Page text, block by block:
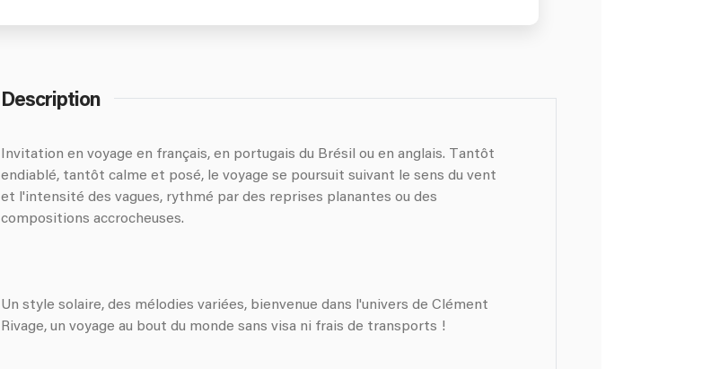
Description
Invitation en voyage en français, en portugais du Brésil ou en anglais. Tantôt
endiablé, tantôt calme et posé, le voyage se poursuit suivant le sens du vent
et l'intensité des vagues, rythmé par des reprises planantes ou des
compositions accrocheuses.
Un style solaire, des mélodies variées, bienvenue dans l'univers de Clément
Rivage, un voyage au bout du monde sans visa ni frais de transports !